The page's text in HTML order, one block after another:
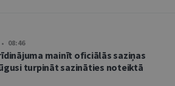
• 08:46
mainīt oficiālās saziņas
turpināt sazināties noteiktā